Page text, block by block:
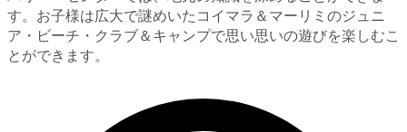
す。お子様は広大で謎めいたコイマラ＆マーリミのジュニ
ア・ビーチ・クラブ＆キャンプで思い思いの遊びを楽しむこ
とができます。